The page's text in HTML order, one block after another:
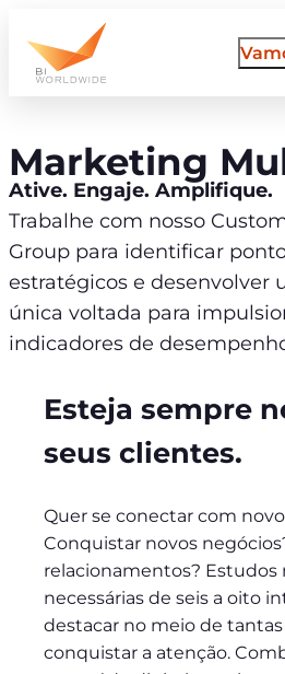
para
Marketing
Ative. Engaje. Amplifique.
Trabalhe com nosso
Group para identificar
estratégicos e desenvolver
única voltada para
indicadores de
Esteja sempre
seus clientes.
Quer se conectar com
Conquistar novos
relacionamentos? Estudos
necessárias de seis a oito
destacar no meio de
conquistar a atenção.